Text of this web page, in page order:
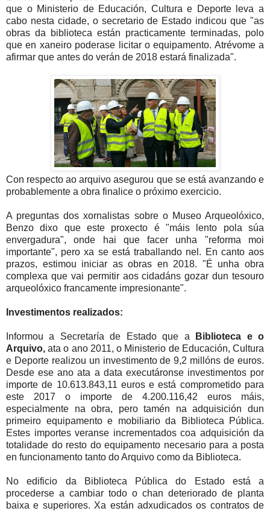
que o Ministerio de Educación, Cultura e Deporte leva a
cabo nesta cidade, o secretario de Estado indicou que "as
obras da biblioteca están practicamente terminadas, polo
que en xaneiro poderase licitar o equipamento. Atrévome a
afirmar que antes do verán de 2018 estará finalizada".
Con respecto ao arquivo asegurou que se está avanzando e
probablemente a obra finalice o próximo exercicio.
A preguntas dos xornalistas sobre o Museo Arqueolóxico,
Benzo dixo que este proxecto é "máis lento pola súa
envergadura", onde hai que facer unha "reforma moi
importante", pero xa se está traballando nel. En canto aos
prazos, estimou iniciar as obras en 2018. "É unha obra
complexa que vai permitir aos cidadáns gozar dun tesouro
arqueolóxico francamente impresionante".
Investimentos realizados:
Informou a Secretaría de Estado que a
Biblioteca e o
Arquivo, ata o ano 2011, o Ministerio de Educación, Cultura
e Deporte realizou un investimento de 9,2 millóns de euros.
Desde ese ano ata a data executáronse investimentos por
importe de 10.613.843,11 euros e está comprometido para
este 2017 o importe de 4.200.116,42 euros máis,
especialmente na obra, pero tamén na adquisición dun
primeiro equipamento e mobiliario da Biblioteca Pública.
Estes importes veranse incrementados coa adquisición da
totalidade do resto do equipamento necesario para a posta
en funcionamento tanto do Arquivo como da Biblioteca.
No edificio da Biblioteca Pública do Estado está a
procederse a cambiar todo o chan deteriorado de planta
baixa e superiores. Xa están adxudicados os contratos de